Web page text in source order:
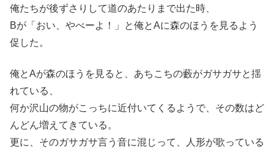
俺たちが後ずさりして道のあたりまで出た時、
Bが「おい、やべーよ！」と俺とAに森のほうを見るよう
促した。
俺とAが森のほうを見ると、あちこちの藪がガサガサと揺
れている、
何か沢山の物がこっちに近付いてくるようで、その数はど
んどん増えてきている。
更に、そのガサガサ言う音に混じって、人形が歌っている